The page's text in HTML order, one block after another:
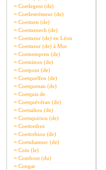
¤ Coetlegent (de)
¤ Coetlestrémeur (de)
¤ Coetmen (de)
¤ Coetmenech (de)
¤ Coetmeur (de) en Léon
¤ Coetmeur (de) à Mur
¤ Coetnempren (de)
¤ Coetninon (de)
¤ Coetpont (de)
¤ Coetquelfen (de)
¤ Coetquenan (de)
¤ Coetquis de
¤ Coetquévéran (de)
¤ Coetsaliou (de)
¤ Coetsquiriou (de)
¤ Coettredrez
¤ Coettrehiou (de)
¤ Coetuhannec (de)
¤ Coin (le)
¤ Combout (du)
¤ Congar